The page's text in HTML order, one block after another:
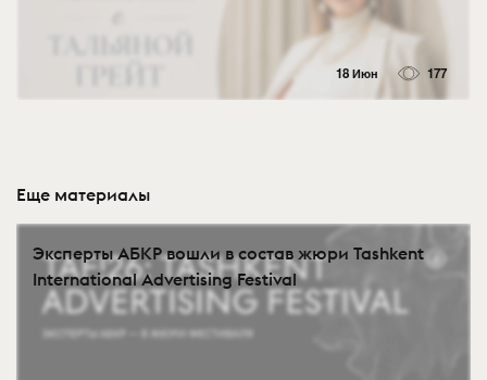
18 Июн 177
Еще материалы
Эксперты АБКР вошли в состав жюри Tashkent
International Advertising Festival